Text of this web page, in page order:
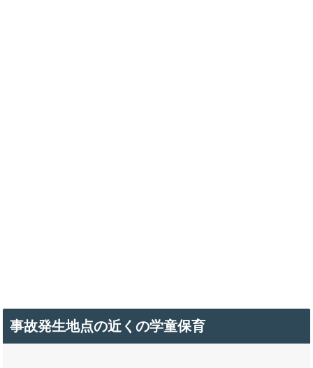
事故発生地点の近くの学童保育